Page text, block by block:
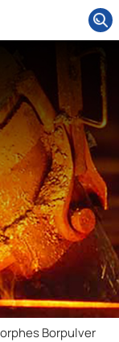
Borpulver